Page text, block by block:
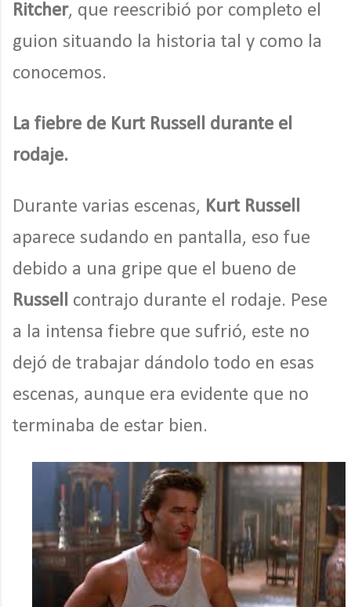
Ritcher, que reescribió por completo el
guion situando la historia tal y como la
conocemos.
La fiebre de Kurt Russell durante el
rodaje.
Durante varias escenas, Kurt Russell
aparece sudando en pantalla, eso fue
debido a una gripe que el bueno de
Russell contrajo durante el rodaje. Pese
a la intensa fiebre que sufrió, este no
dejó de trabajar dándolo todo en esas
escenas, aunque era evidente que no
terminaba de estar bien.